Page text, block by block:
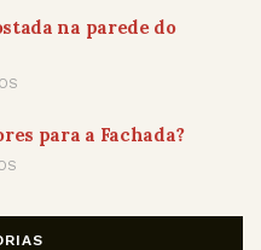
na parede do
para a Fachada?